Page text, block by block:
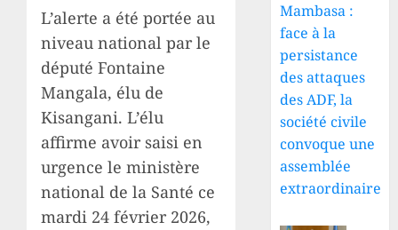
L’alerte a été portée au
niveau national par le
député Fontaine
Mangala, élu de
Kisangani. L’élu
affirme avoir saisi en
urgence le ministère
national de la Santé ce
mardi 24 février 2026,
Mambasa :
face à la
persistance
des attaques
des ADF, la
société civile
convoque une
assemblée
extraordinaire